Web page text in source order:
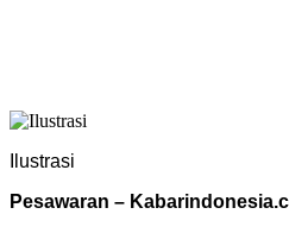
Ilustrasi
Pesawaran –